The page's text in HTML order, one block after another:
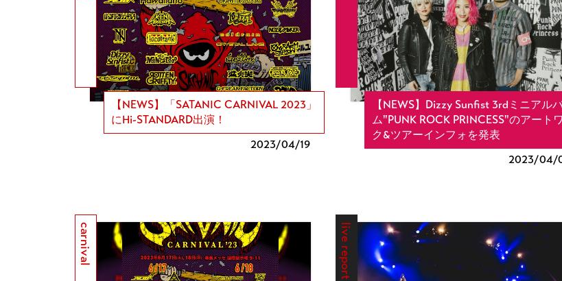
【NEWS】「SATANIC CARNIVAL 2023」
にHi-STANDARD出演！
2023/04/19
【NEWS】Dizzy Sunfist 3rdミニアル
ム"PUNK ROCK PRINCESS"のアート
ク&ツアーインフォを発表
2023/04/
carnival live report